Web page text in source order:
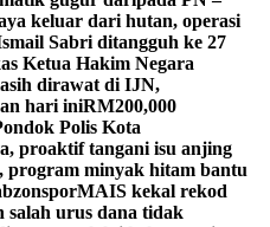
keluar dari hutan, operasi
Sabri ditangguh ke 27
Ketua Hakim Negara
dirawat di IJN,
hari iniRM200,000
Polis Kota
proaktif tangani isu anjing
minyak hitam bantu
MAIS kekal rekod
salah urus dana tidak